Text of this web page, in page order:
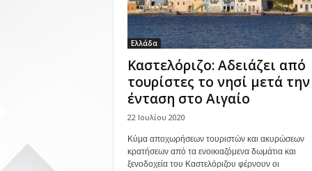
Ελλάδα
Καστελόριζο: Αδειάζει από
τουρίστες το νησί μετά την
ένταση στο Αιγαίο
22 Ιουλίου 2020
Κύμα αποχωρήσεων τουριστών και ακυρώσεων
κρατήσεων από τα ενοικιαζόμενα δωμάτια και
ξενοδοχεία του Καστελόριζου φέρνουν οι